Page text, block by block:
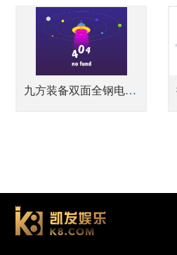
九方装备双面全钢电永磁吸盘